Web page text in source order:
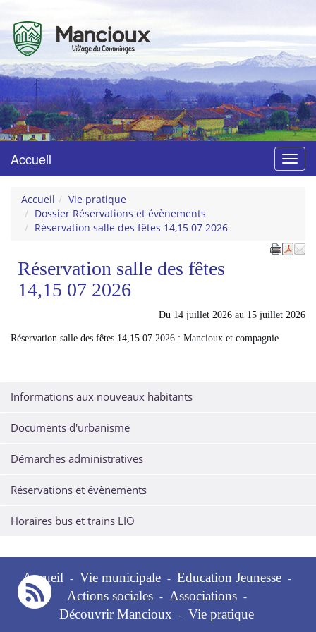
Mancioux
Village du Comminges
Menu
Accueil
Accueil
Vie pratique
Dossier Réservations et évènements
Réservation salle des fêtes 14,15 07 2026
Réservation salle des fêtes
14,15 07 2026
Du 14 juillet 2026 au 15 juillet 2026
Réservation salle des fêtes 14,15 07 2026 : Mancioux et compagnie
Informations aux nouveaux habitants
Documents d'urbanisme
Démarches administratives
Réservations et évènements
Horaires bus et trains LIO
Accueil - Vie municipale - Education Jeunesse -
Actions sociales - Associations -
Découvrir Mancioux - Vie pratique